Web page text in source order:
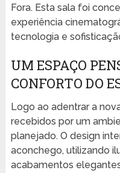
Fora. Esta sala foi
experiência
tecnologia e
UM ESPAÇO
CONFORTO DO
Logo ao adentrar a
recebidos por um
planejado. O design
aconchego, utilizando
acabamentos